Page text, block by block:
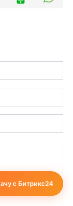
с Битрикс24